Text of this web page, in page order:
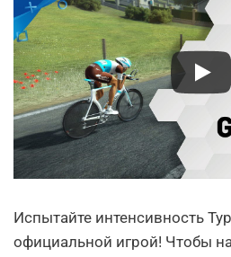
Испытайте интенсивность
официальной игрой! Чтобы